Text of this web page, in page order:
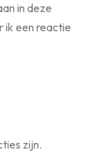
in deze
ik een reactie
zijn.